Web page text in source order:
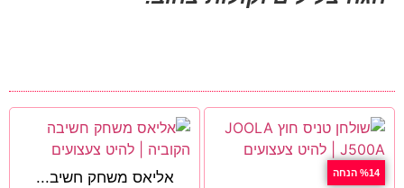
%14 הנחה אליאס משחק חשיב...